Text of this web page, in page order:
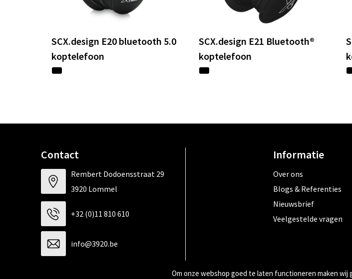
SCX.design E20 bluetooth 5.0
koptelefoon
SCX.design E21 Bluetooth®
koptelefoon
Contact
Rembert Dodoensstraat 29
3920 Lommel
+32 (0)11 810 610
info@3920.be
Informatie
Over ons
Blogs & Referenties
Nieuwsbrief
Veelgestelde vragen
Om onze webshop goed te laten functioneren maken wij